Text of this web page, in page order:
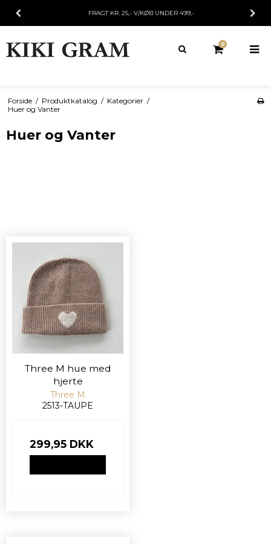
FRAGT KR. 25,- V/KØB UNDER 499,-
0
Forside / Produktkatalog / Kategorier /
Huer og Vanter
Huer og Vanter
Three M hue med
hjerte
Three M
2513-TAUPE
299,95 DKK